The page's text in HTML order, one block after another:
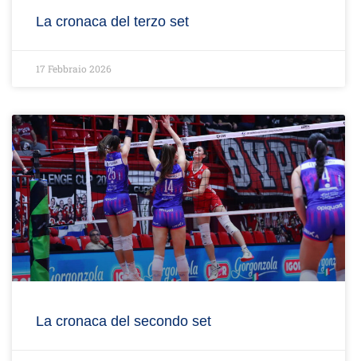
La cronaca del terzo set
17 Febbraio 2026
La cronaca del secondo set